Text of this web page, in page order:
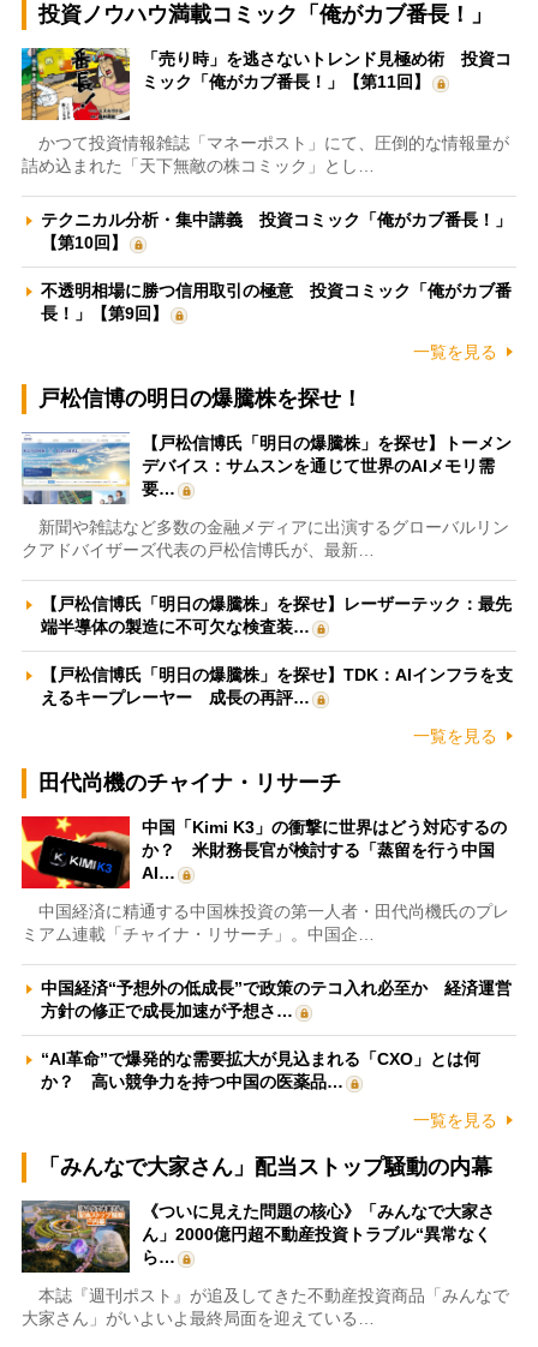
投資ノウハウ満載コミック「俺がカブ番長！」
「売り時」を逃さないトレンド見極め術 投資コ
ミック「俺がカブ番長！」【第11回】
かつて投資情報雑誌「マネーポスト」にて、圧倒的な情報量が
詰め込まれた「天下無敵の株コミック」とし…
テクニカル分析・集中講義 投資コミック「俺がカブ番長！」
【第10回】
不透明相場に勝つ信用取引の極意 投資コミック「俺がカブ番
長！」【第9回】
一覧を見る
戸松信博の明日の爆騰株を探せ！
【戸松信博氏「明日の爆騰株」を探せ】トーメン
デバイス：サムスンを通じて世界のAIメモリ需
要…
新聞や雑誌など多数の金融メディアに出演するグローバルリン
クアドバイザーズ代表の戸松信博氏が、最新…
【戸松信博氏「明日の爆騰株」を探せ】レーザーテック：最先
端半導体の製造に不可欠な検査装…
【戸松信博氏「明日の爆騰株」を探せ】TDK：AIインフラを支
えるキープレーヤー 成長の再評…
一覧を見る
田代尚機のチャイナ・リサーチ
中国「Kimi K3」の衝撃に世界はどう対応するの
か？ 米財務長官が検討する「蒸留を行う中国
AI…
中国経済に精通する中国株投資の第一人者・田代尚機氏のプレ
ミアム連載「チャイナ・リサーチ」。中国企…
中国経済“予想外の低成長”で政策のテコ入れ必至か 経済運営
方針の修正で成長加速が予想さ…
“AI革命”で爆発的な需要拡大が見込まれる「CXO」とは何
か？ 高い競争力を持つ中国の医薬品…
一覧を見る
「みんなで大家さん」配当ストップ騒動の内幕
《ついに見えた問題の核心》「みんなで大家さ
ん」2000億円超不動産投資トラブル“異常なく
ら…
本誌『週刊ポスト』が追及してきた不動産投資商品「みんなで
大家さん」がいよいよ最終局面を迎えている…